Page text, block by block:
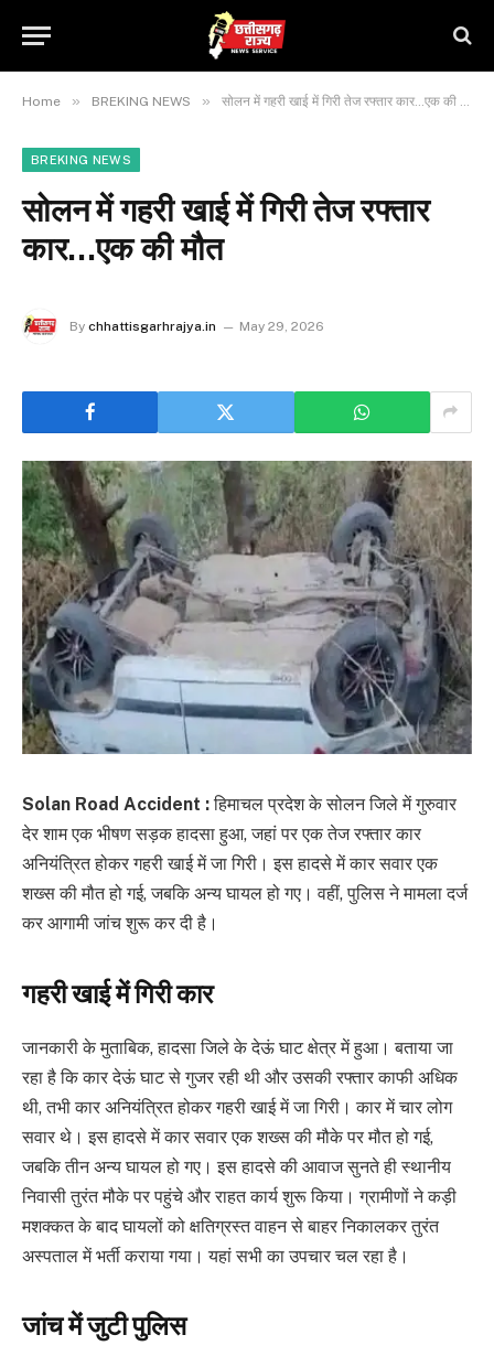
Home » BREKING NEWS » सोलन में गहरी खाई में गिरी तेज रफ्तार कार…एक की मौत
BREKING NEWS
सोलन में गहरी खाई में गिरी तेज रफ्तार
कार…एक की मौत
By chhattisgarhrajya.in May 29, 2026
Solan Road Accident :हिमाचल प्रदेश के सोलन जिले में गुरुवार
देर शाम एक भीषण सड़क हादसा हुआ, जहां पर एक तेज रफ्तार कार
अनियंत्रित होकर गहरी खाई में जा गिरी। इस हादसे में कार सवार एक
शख्स की मौत हो गई, जबकि अन्य घायल हो गए। वहीं, पुलिस ने मामला दर्ज
कर आगामी जांच शुरू कर दी है।
गहरी खाई में गिरी कार
जानकारी के मुताबिक, हादसा जिले के देऊं घाट क्षेत्र में हुआ। बताया जा
रहा है कि कार देऊं घाट से गुजर रही थी और उसकी रफ्तार काफी अधिक
थी, तभी कार अनियंत्रित होकर गहरी खाई में जा गिरी। कार में चार लोग
सवार थे। इस हादसे में कार सवार एक शख्स की मौके पर मौत हो गई,
जबकि तीन अन्य घायल हो गए। इस हादसे की आवाज सुनते ही स्थानीय
निवासी तुरंत मौके पर पहुंचे और राहत कार्य शुरू किया। ग्रामीणों ने कड़ी
मशक्कत के बाद घायलों को क्षतिग्रस्त वाहन से बाहर निकालकर तुरंत
अस्पताल में भर्ती कराया गया। यहां सभी का उपचार चल रहा है।
जांच में जुटी पुलिस